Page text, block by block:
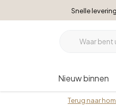
Snelle
Nieuw binnen
Terug naar